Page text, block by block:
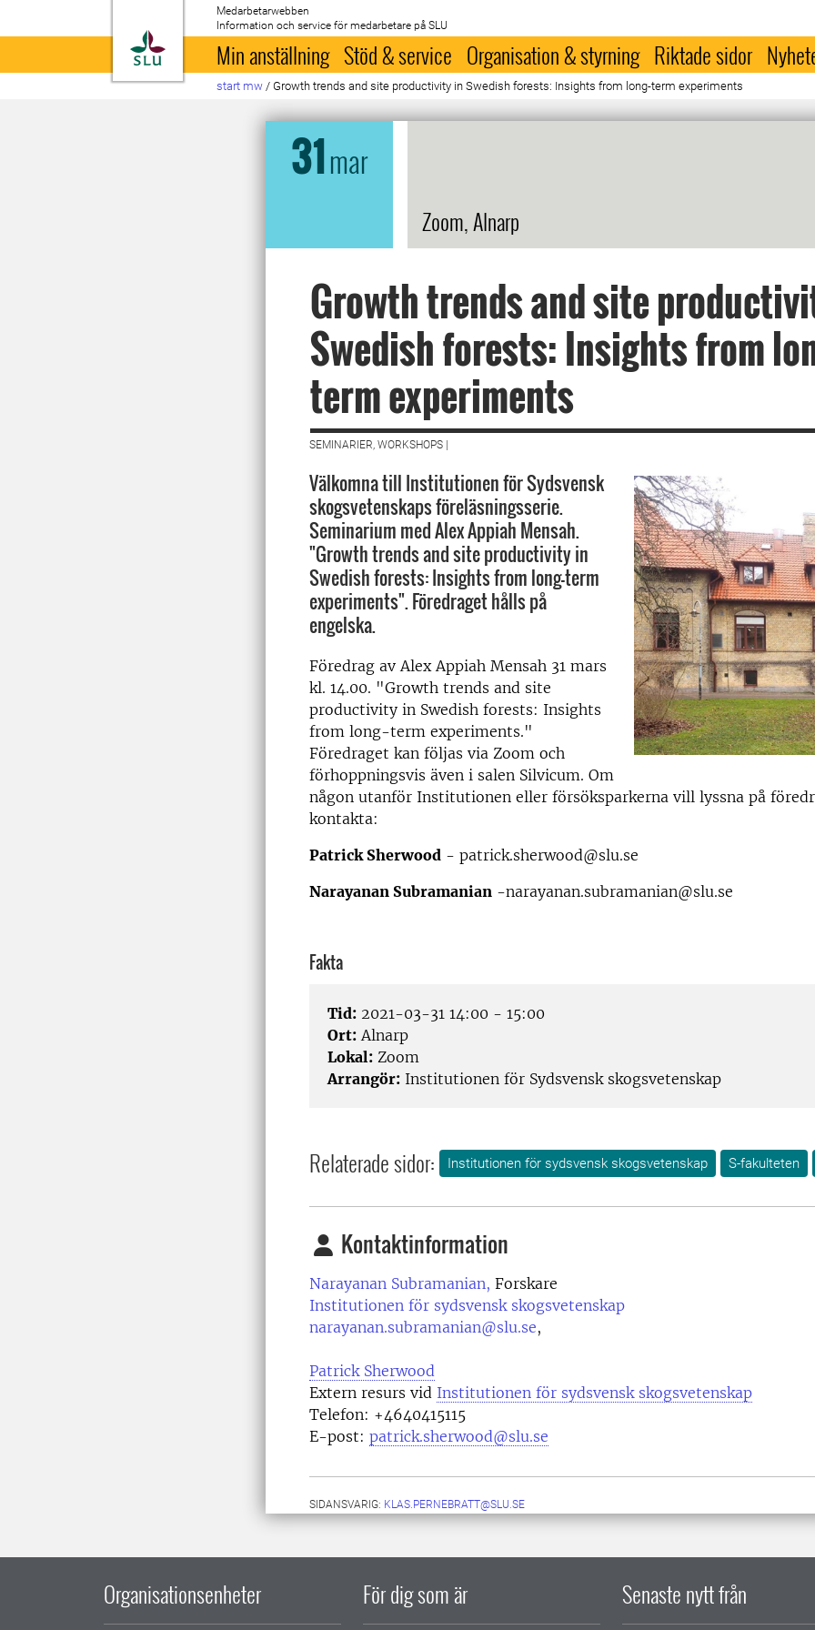
Till startsida
Medarbetarwebben
Information och service för medarbetare på SLU
Min anställning Stöd & service Organisation & styrning Riktade sidor
start mw / Growth trends and site productivity in Swedish forests: Insights from long-term experiments
31mar
Zoom, Alnarp
Growth trends and site
Swedish forests: Insights from
term experiments
SEMINARIER, WORKSHOPS |
Välkomna till Institutionen för Sydsvensk
skogsvetenskaps föreläsningsserie.
Seminarium med Alex Appiah Mensah.
"Growth trends and site productivity in
Swedish forests: Insights from long-term
experiments". Föredraget hålls på
engelska.
Föredrag av Alex Appiah Mensah 31 mars
kl. 14.00. "Growth trends and site
productivity in Swedish forests: Insights
from long-term experiments."
Föredraget kan följas via Zoom och
förhoppningsvis även i salen Silvicum. Om
någon utanför Institutionen eller försöksparkerna vill lyssna på
kontakta:
Patrick Sherwood - patrick.sherwood@slu.se
Narayanan Subramanian -narayanan.subramanian@slu.se
Fakta
Tid: 2021-03-31 14:00 - 15:00
Ort: Alnarp
Lokal: Zoom
Arrangör: Institutionen för Sydsvensk skogsvetenskap
Relaterade sidor: Institutionen för sydsvensk skogsvetenskap S-fakulteten
Kontaktinformation
Narayanan Subramanian, Forskare
Institutionen för sydsvensk skogsvetenskap
narayanan.subramanian@slu.se,
Patrick Sherwood
Extern resurs vid Institutionen för sydsvensk skogsvetenskap
Telefon: +4640415115
E-post: patrick.sherwood@slu.se
SIDANSVARIG: KLAS.PERNEBRATT@SLU.SE
Organisationsenheter För dig som är Senaste nytt från